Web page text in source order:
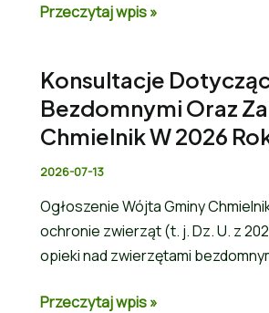
Przeczytaj wpis »
Konsultacje
Bezdomnymi Oraz
Chmielnik W 2026
2026-07-13
Ogłoszenie Wójta Gminy
ochronie zwierząt (t. j. Dz. U. z
opieki nad zwierzętami
Przeczytaj wpis »